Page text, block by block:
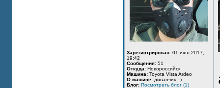
Зарегистрирован: 01 июл 2017,
19:42
Сообщения: 51
Откуда: Новороссийск
Машина: Toyota Vista Ardeo
О машине: диванчик =)
Блог: Посмотреть блог (1)